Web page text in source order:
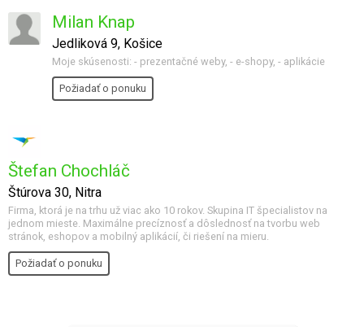
Milan Knap
Jedliková 9, Košice
Moje skúsenosti: - prezentačné weby, - e-shopy, - aplikácie
Požiadať o ponuku
Štefan Chochláč
Štúrova 30, Nitra
Firma, ktorá je na trhu už viac ako 10 rokov. Skupina IT špecialistov na
jednom mieste. Maximálne precíznosť a dôslednosť na tvorbu web
stránok, eshopov a mobilný aplikácií, či riešení na mieru.
Požiadať o ponuku